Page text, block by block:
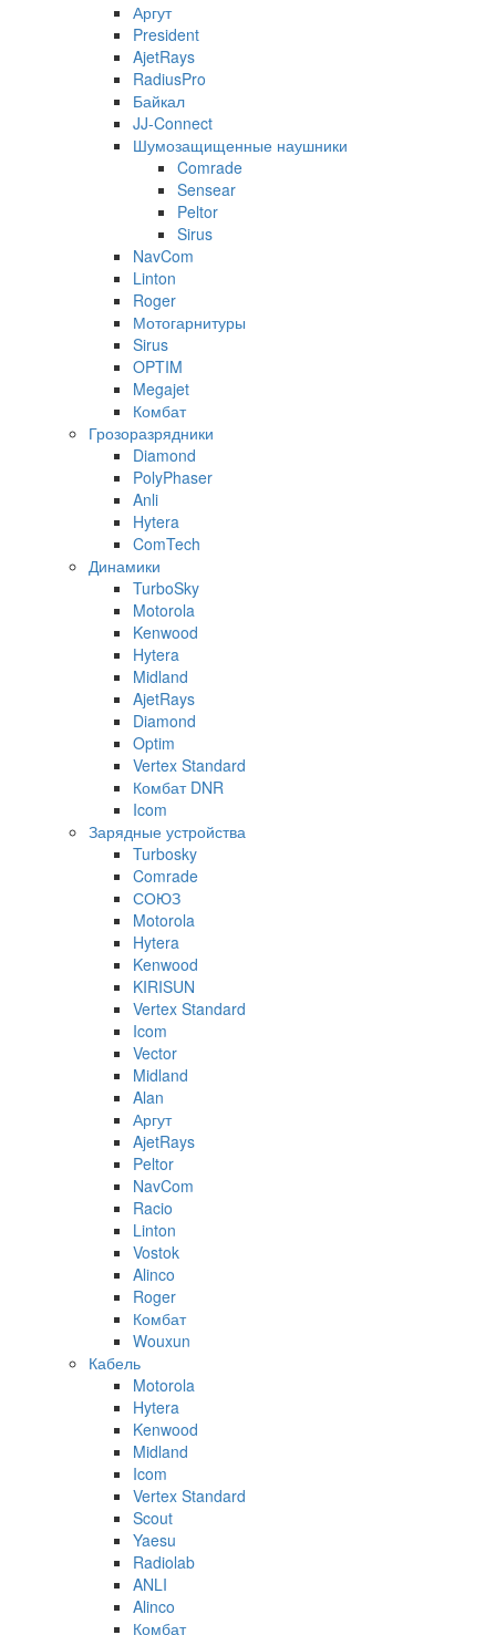
Аргут
President
AjetRays
RadiusPro
Байкал
JJ-Connect
Шумозащищенные наушники
Comrade
Sensear
Peltor
Sirus
NavCom
Linton
Roger
Мотогарнитуры
Sirus
OPTIM
Megajet
Комбат
Грозоразрядники
Diamond
PolyPhaser
Anli
Hytera
ComTech
Динамики
TurboSky
Motorola
Kenwood
Hytera
Midland
AjetRays
Diamond
Optim
Vertex Standard
Комбат DNR
Icom
Зарядные устройства
Turbosky
Comrade
СОЮЗ
Motorola
Hytera
Kenwood
KIRISUN
Vertex Standard
Icom
Vector
Midland
Alan
Аргут
AjetRays
Peltor
NavCom
Racio
Linton
Vostok
Alinco
Roger
Комбат
Wouxun
Кабель
Motorola
Hytera
Kenwood
Midland
Icom
Vertex Standard
Scout
Yaesu
Radiolab
ANLI
Alinco
Комбат